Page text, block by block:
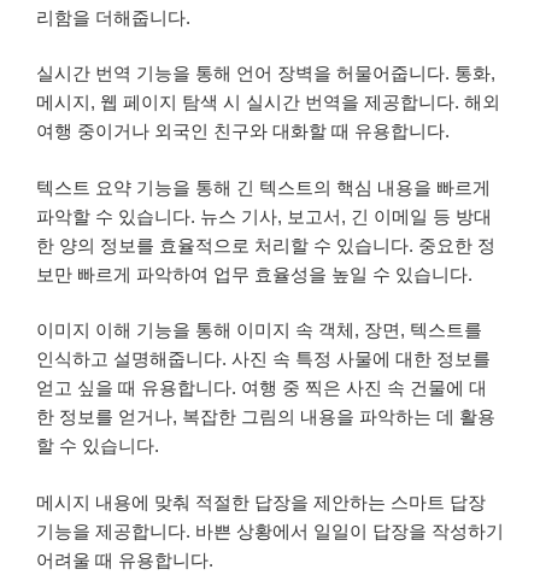
리함을 더해줍니다.
실시간 번역 기능을 통해 언어 장벽을 허물어줍니다. 통화,
메시지, 웹 페이지 탐색 시 실시간 번역을 제공합니다. 해외
여행 중이거나 외국인 친구와 대화할 때 유용합니다.
텍스트 요약 기능을 통해 긴 텍스트의 핵심 내용을 빠르게
파악할 수 있습니다. 뉴스 기사, 보고서, 긴 이메일 등 방대
한 양의 정보를 효율적으로 처리할 수 있습니다. 중요한 정
보만 빠르게 파악하여 업무 효율성을 높일 수 있습니다.
이미지 이해 기능을 통해 이미지 속 객체, 장면, 텍스트를
인식하고 설명해줍니다. 사진 속 특정 사물에 대한 정보를
얻고 싶을 때 유용합니다. 여행 중 찍은 사진 속 건물에 대
한 정보를 얻거나, 복잡한 그림의 내용을 파악하는 데 활용
할 수 있습니다.
메시지 내용에 맞춰 적절한 답장을 제안하는 스마트 답장
기능을 제공합니다. 바쁜 상황에서 일일이 답장을 작성하기
어려울 때 유용합니다.